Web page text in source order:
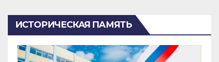
ИСТОРИЧЕСКАЯ ПАМЯТЬ